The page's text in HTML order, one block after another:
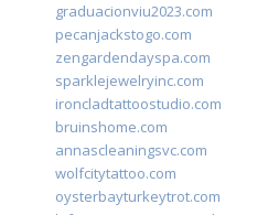
graduacionviu2023.com
pecanjackstogo.com
zengardendayspa.com
sparklejewelryinc.com
ironcladtattoostudio.com
bruinshome.com
annascleaningsvc.com
wolfcitytattoo.com
oysterbayturkeytrot.com